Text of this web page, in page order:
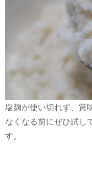
塩麹が使い切れず、賞
なくなる前にぜひ試し
す。